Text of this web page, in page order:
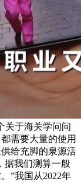
关于海关学问问
需要大量的使用
给充脚的泉源活
据我们测算一般
”我国从2022年